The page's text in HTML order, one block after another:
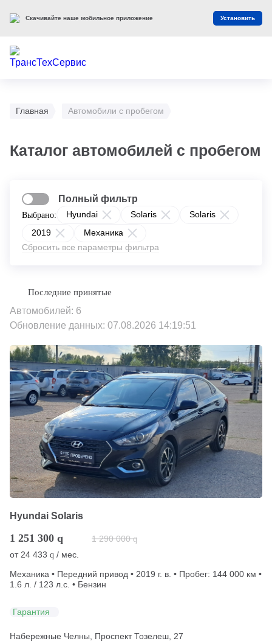
Главная Автомобили с пробегом
Каталог автомобилей с пробегом
Выбрано: Hyundai Solaris
Solaris
2019
Механика
Сбросить все параметры фильтра
Полный фильтр
Автомобилей: 6
Обновление данных: 07.08.2026 14:19:51
Hyundai Solaris
1 251 300 q 1 290 000 q
от 24 433 q / мес.
Механика • Передний привод • 2019 г. в. • Пробег: 144 000 км •
1.6 л. / 123 л.с. • Бензин
Гарантия
Набережные Челны, Проспект Тозелеш, 27
Скачивайте наше мобильное приложение Установить